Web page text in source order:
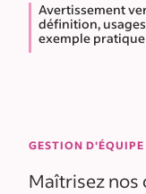
Avertissement
définition,
exemple pratique
GESTION D'ÉQUIPE
Maîtrisez nos